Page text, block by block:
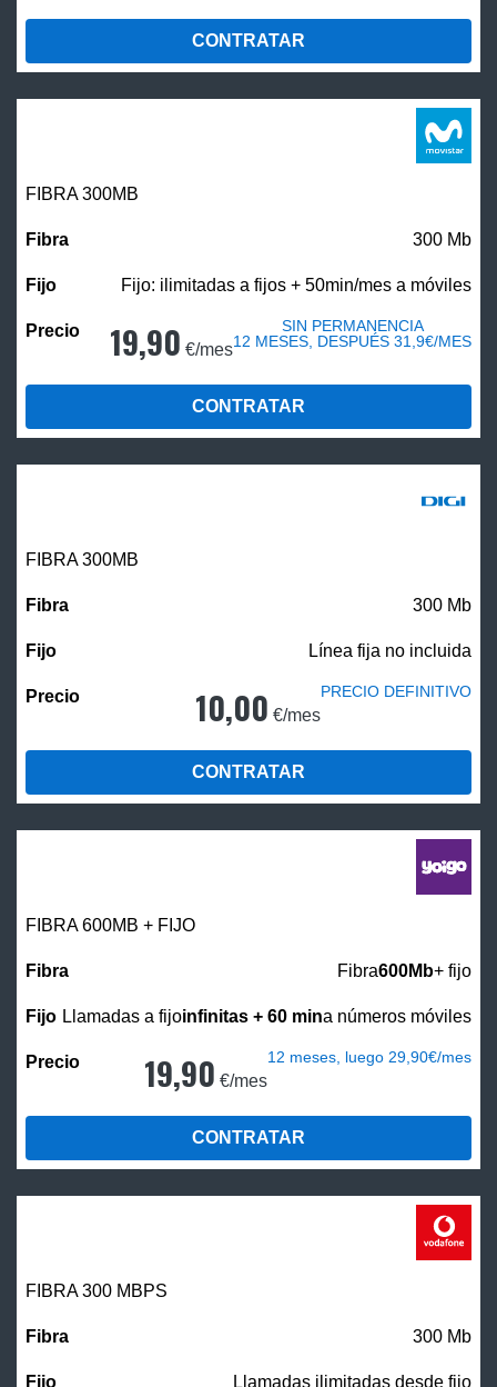
CONTRATAR
FIBRA 300MB
300 Mb
Fijo: ilimitadas a fijos + 50min/mes a móviles
19,90 €/mes
SIN PERMANENCIA
12 MESES, DESPUÉS 31,9€/MES
CONTRATAR
FIBRA 300MB
300 Mb
Línea fija no incluida
10,00 €/mes
PRECIO DEFINITIVO
CONTRATAR
FIBRA 600MB + FIJO
Fibra600Mb+ fijo
Llamadas a fijoinfinitas + 60 mina números móviles
19,90 €/mes
12 meses, luego 29,90€/mes
CONTRATAR
FIBRA 300 MBPS
300 Mb
Llamadas ilimitadas desde fijo